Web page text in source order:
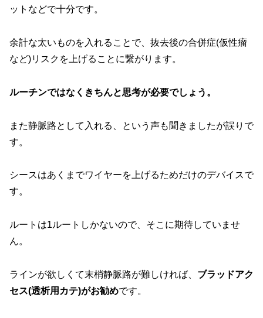
ットなどで十分です。
余計な太いものを入れることで、抜去後の合併症(仮性瘤
など)リスクを上げることに繋がります。
ルーチンではなくきちんと思考が必要でしょう。
また静脈路として入れる、という声も聞きましたが誤りで
す。
シースはあくまでワイヤーを上げるためだけのデバイスで
す。
ルートは1ルートしかないので、そこに期待していませ
ん。
ラインが欲しくて末梢静脈路が難しければ、 ブラッドアク
セス(透析用カテ)がお勧めです。